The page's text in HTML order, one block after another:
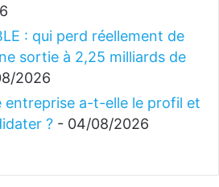
: qui perd réellement de
sortie à 2,25 milliards de
2026
entreprise a-t-elle le profil et
? - 04/08/2026